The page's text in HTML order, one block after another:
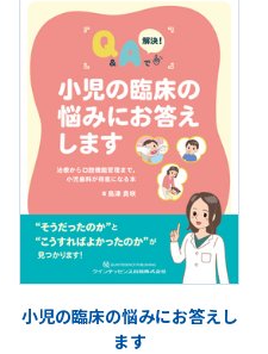
小児の臨床の悩みにお答えし
ます